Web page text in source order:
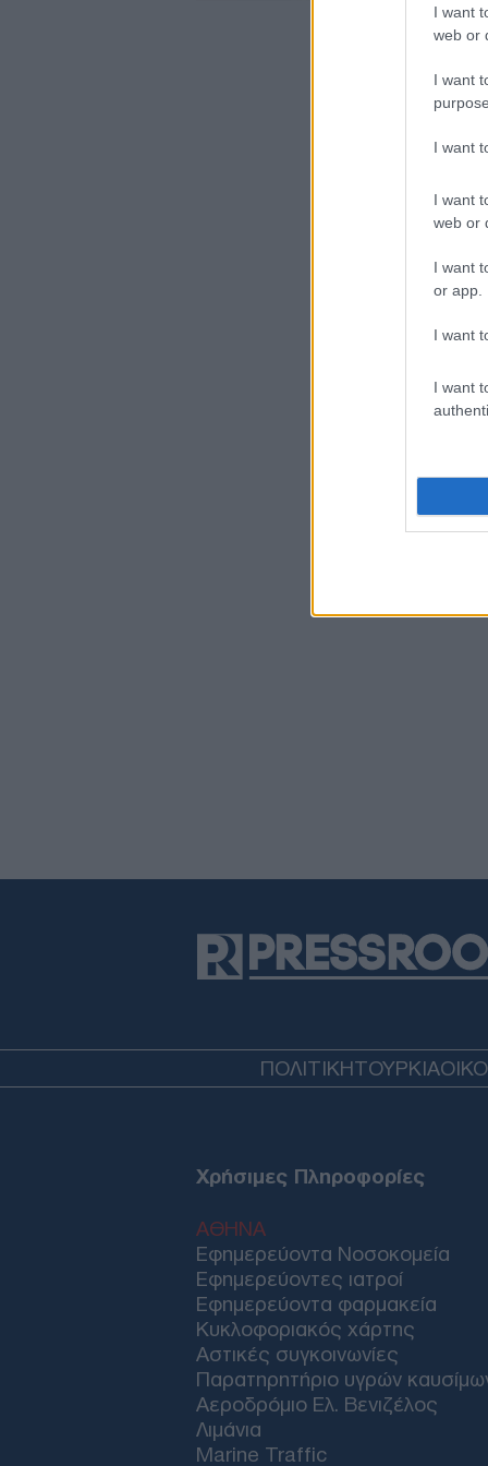
I want
web or
I want
I want
I want
web or
I want
or app.
I want
I want
ΠΟΛΙΤΙΚΗΤΟΥΡΚΙΑ
Χρήσιμες Πληροφορίες
ΑΘΗΝΑ
Εφημερεύοντα Νοσοκομεία
Εφημερεύοντες ιατροί
Εφημερεύοντα φαρμακεία
Κυκλοφοριακός χάρτης
Αστικές συγκοινωνίες
Παρατηρητήριο υγρών
Αεροδρόμιο Ελ. Βενιζέλος
Λιμάνια
Marine Traffic